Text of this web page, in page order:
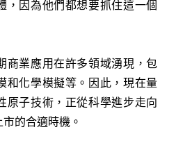
，因為他們都想要抓住這一個
商業應用在許多領域湧現，包
和化學模擬等。因此，現在量
原子技術，正從科學進步走向
的合適時機。